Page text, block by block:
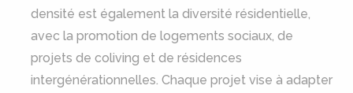
densité est également la diversité résidentielle,
avec la promotion de logements sociaux, de
projets de coliving et de résidences
intergénérationnelles. Chaque projet vise à adapter